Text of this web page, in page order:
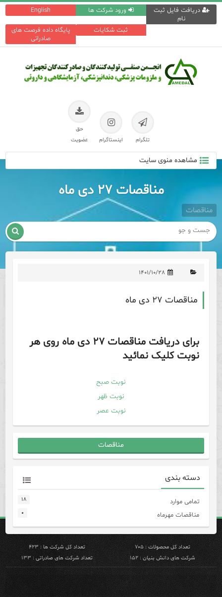
English ورود شرکت ها
دریافت فایل ثبت
نام
پایگاه داده فرصت های
صادراتی
ثبت شکایات
تلگرام اینستاگرام
حق
عضویت
مشاهده منوی سایت
مناقصات ۲۷ دی ماه
مناقصات

۱۴۰۱/۱۰/۲۸
مناقصات ۲۷ دی ماه
برای دریافت مناقصات ۲۷ دی ماه روی هر
نوبت کلیک نمائید
نوبت صبح
نوبت ظهر
نوبت عصر
مناقصات
دسته بندی
تمامی موارد ۱۸
مناقصات مهرماه ۰
تعداد کل محصولات : ۷۰۵
تعداد کل شرکت ها : ۴۲۳
شرکت های دانش بنیان : ۱۵۲
تعداد شرکت های صادراتی : ۱۳۳